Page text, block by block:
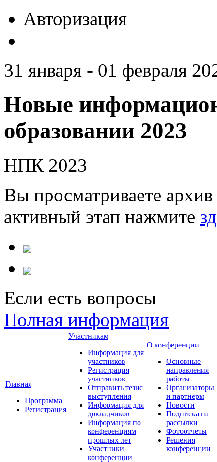
Авторизация
31 января - 01 февраля
Новые
образовании 2023
НПК 2023
Вы просматриваете
активный этап нажмите
Если есть вопросы
Полная информация
Главная
Программа
Регистрация
Участникам
Информация для
участников
Регистрация
участников
Отправить тезис
выступления
Информация для
докладчиков
Информация по
конференциям
прошлых лет
Участники
конференции
О конференции
Основные
направления
работы
Организаторы
и партнеры
Новости
Подписка на
рассылки
Фотоотчеты
Решения
конференции